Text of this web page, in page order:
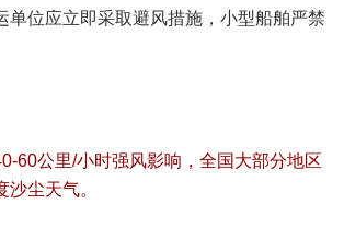
单位应立即采取避风措施，小型船舶严禁
60公里/小时强风影响，全国大部分地区
尘天气。